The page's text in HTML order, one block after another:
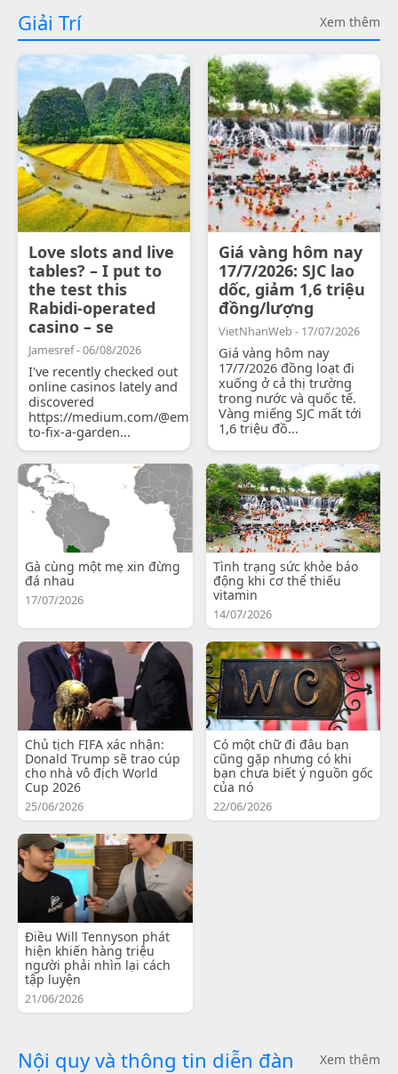
Giải Trí Xem thêm
Love slots and live
tables? – I put to
the test this
Rabidi-operated
casino – se
Jamesref - 06/08/2026
I've recently checked out
online casinos lately and
discovered
https://medium.com/@emilyjohnsonready/how-
to-fix-a-garden...
Giá vàng hôm nay
17/7/2026: SJC lao
dốc, giảm 1,6 triệu
đồng/lượng
VietNhanWeb - 17/07/2026
Giá vàng hôm nay
17/7/2026 đồng loạt đi
xuống ở cả thị trường
trong nước và quốc tế.
Vàng miếng SJC mất tới
1,6 triệu đồ...
Gà cùng một mẹ xin đừng
đá nhau
17/07/2026
Tình trạng sức khỏe báo
động khi cơ thể thiếu
vitamin
14/07/2026
Chủ tịch FIFA xác nhận:
Donald Trump sẽ trao cúp
cho nhà vô địch World
Cup 2026
25/06/2026
Có một chữ đi đâu bạn
cũng gặp nhưng có khi
bạn chưa biết ý nguồn gốc
của nó
22/06/2026
Điều Will Tennyson phát
hiện khiến hàng triệu
người phải nhìn lại cách
tập luyện
21/06/2026
Nội quy và thông tin diễn đàn Xem thêm